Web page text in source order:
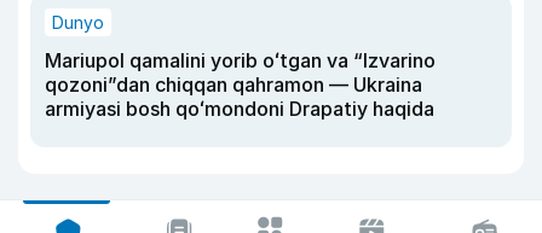
Dunyo
Mariupol qamalini yorib oʻtgan va “Izvarino
qozoni”dan chiqqan qahramon — Ukraina
armiyasi bosh qoʻmondoni Drapatiy haqida